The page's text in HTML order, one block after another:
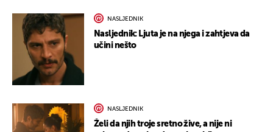
NASLJEDNIK
Nasljednik: Ljuta je na njega i zahtjeva da
učini nešto
NASLJEDNIK
Želi da njih troje sretno žive, a nije ni